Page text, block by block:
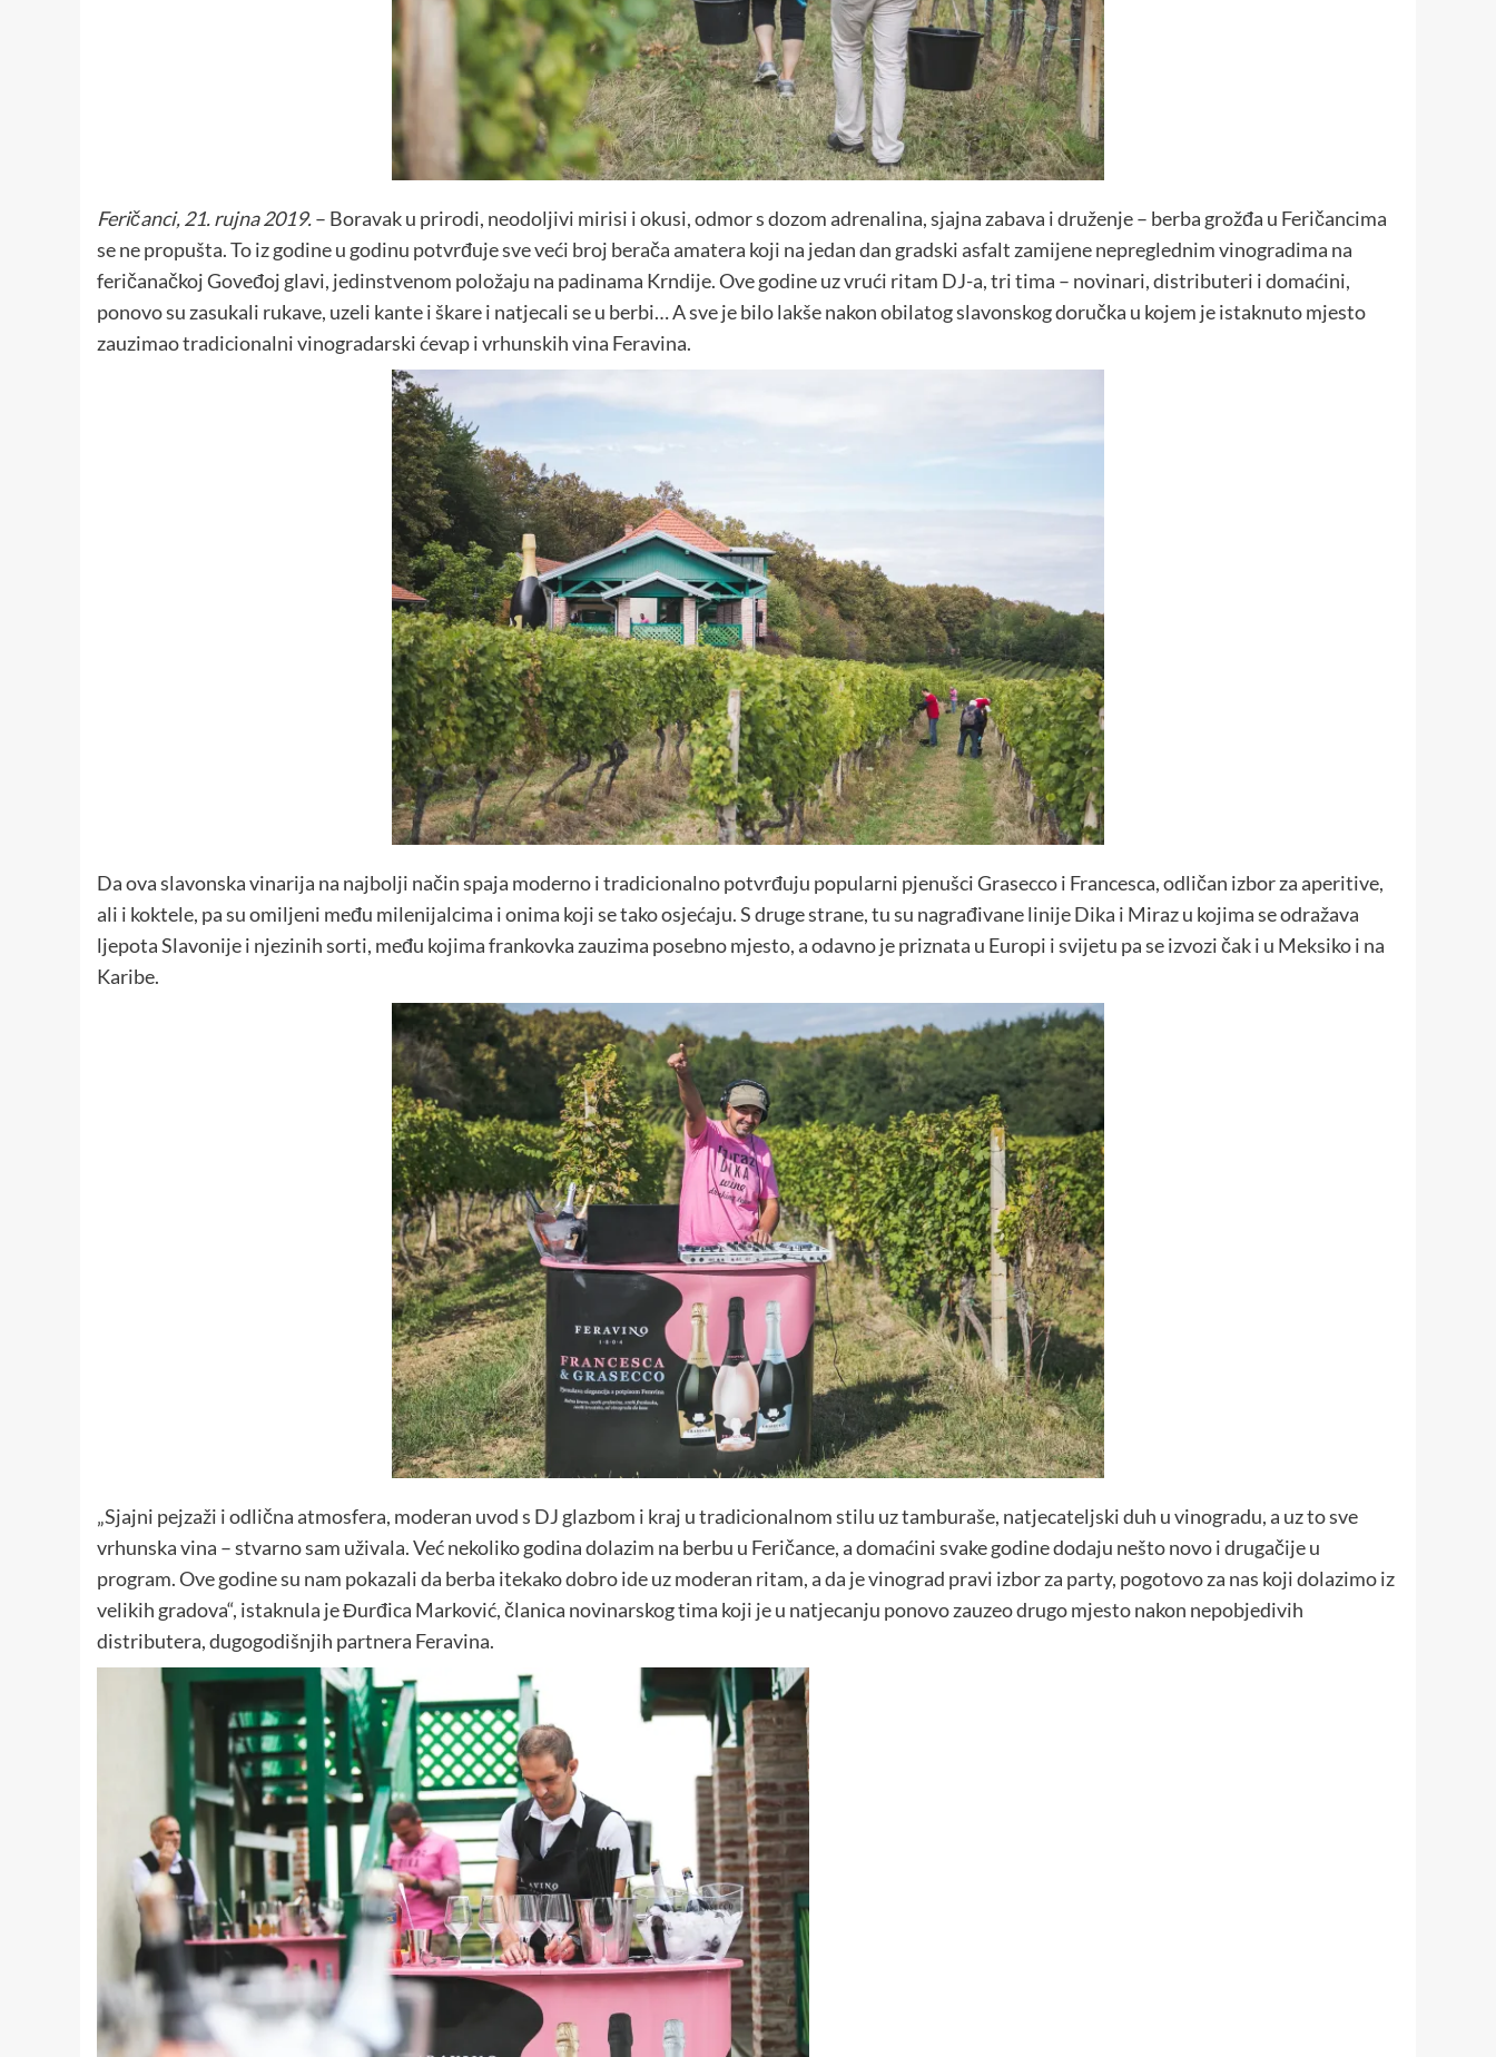
Feričanci, 21. rujna 2019.– Boravak u prirodi, neodoljivi mirisi i okusi, odmor s dozom adrenalina, sjajna zabava i druženje – berba grožđa u Feričancima
se ne propušta. To iz godine u godinu potvrđuje sve veći broj berača amatera koji na jedan dan gradski asfalt zamijene nepreglednim vinogradima na
feričanačkoj Goveđoj glavi, jedinstvenom položaju na padinama Krndije. Ove godine uz vrući ritam DJ-a, tri tima – novinari, distributeri i domaćini,
ponovo su zasukali rukave, uzeli kante i škare i natjecali se u berbi… A sve je bilo lakše nakon obilatog slavonskog doručka u kojem je istaknuto mjesto
zauzimao tradicionalni vinogradarski ćevap i vrhunskih vina Feravina.
Da ova slavonska vinarija na najbolji način spaja moderno i tradicionalno potvrđuju popularni pjenušci Grasecco i Francesca, odličan izbor za aperitive,
ali i koktele, pa su omiljeni među milenijalcima i onima koji se tako osjećaju. S druge strane, tu su nagrađivane linije Dika i Miraz u kojima se odražava
ljepota Slavonije i njezinih sorti, među kojima frankovka zauzima posebno mjesto, a odavno je priznata u Europi i svijetu pa se izvozi čak i u Meksiko i na
Karibe.
„Sjajni pejzaži i odlična atmosfera, moderan uvod s DJ glazbom i kraj u tradicionalnom stilu uz tamburaše, natjecateljski duh u vinogradu, a uz to sve
vrhunska vina – stvarno sam uživala. Već nekoliko godina dolazim na berbu u Feričance, a domaćini svake godine dodaju nešto novo i drugačije u
program. Ove godine su nam pokazali da berba itekako dobro ide uz moderan ritam, a da je vinograd pravi izbor za party, pogotovo za nas koji dolazimo iz
velikih gradova“, istaknula je Đurđica Marković, članica novinarskog tima koji je u natjecanju ponovo zauzeo drugo mjesto nakon nepobjedivih
distributera, dugogodišnjih partnera Feravina.